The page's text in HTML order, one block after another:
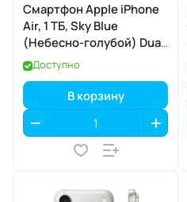
Смартфон Apple iPhone
Air, 1 ТБ, Sky Blue
(Небесно-голубой) Dual
eSIM
Доступно
В корзину